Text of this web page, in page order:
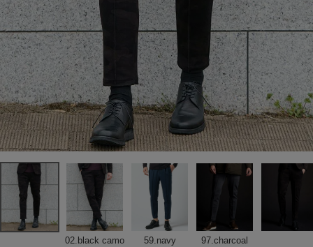
02.black camo 59.navy 97.charcoal